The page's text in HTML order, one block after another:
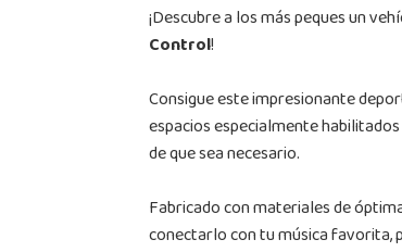
¡Descubre a los más peques un
Control!
Consigue este impresionante
espacios especialmente
de que sea necesario.
Fabricado con materiales de
conectarlo con tu música favorita,